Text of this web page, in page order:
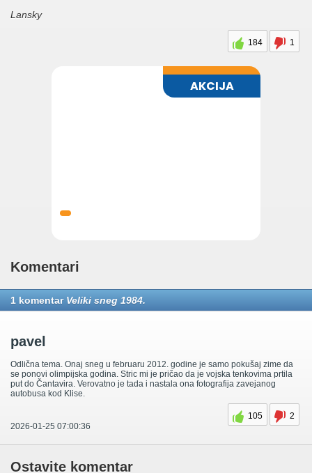
Lansky
184 1
Komentari
1 komentar Veliki sneg 1984.
pavel
Odlična tema. Onaj sneg u februaru 2012. godine je samo pokušaj zime da
se ponovi olimpijska godina. Stric mi je pričao da je vojska tenkovima prtila
put do Čantavira. Verovatno je tada i nastala ona fotografija zavejanog
autobusa kod Klise.
105
2
2026-01-25 07:00:36
Ostavite komentar